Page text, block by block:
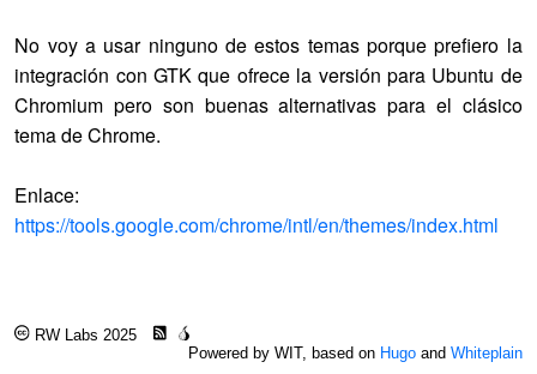
No voy a usar ninguno de estos temas porque prefiero la
integración con GTK que ofrece la versión para Ubuntu de
Chromium pero son buenas alternativas para el clásico
tema de Chrome.
Enlace:
https://tools.google.com/chrome/intl/en/themes/index.html
RW Labs 2025
Powered by WIT, based on Hugoand Whiteplain